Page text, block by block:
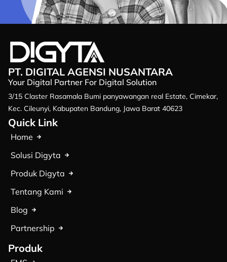
PT. DIGITAL AGENSI NUSANTARA
Your Digital Partner For Digital Solution
3/15 Claster Rasamala Bumi panyawangan real Estate, Cimekar,
Kec. Cileunyi, Kabupaten Bandung, Jawa Barat 40623
Quick Link
Home
Solusi Digyta
Produk Digyta
Tentang Kami
Blog
Partnership
Produk